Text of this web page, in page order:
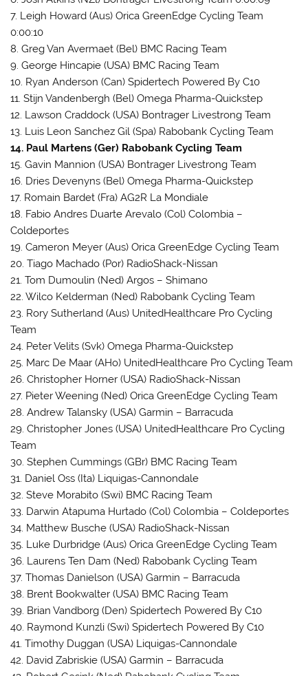
7. Leigh Howard (Aus) Orica GreenEdge Cycling Team
0:00:10
8. Greg Van Avermaet (Bel) BMC Racing Team
9. George Hincapie (USA) BMC Racing Team
10. Ryan Anderson (Can) Spidertech Powered By C10
11. Stijn Vandenbergh (Bel) Omega Pharma-Quickstep
12. Lawson Craddock (USA) Bontrager Livestrong Team
13. Luis Leon Sanchez Gil (Spa) Rabobank Cycling Team
14. Paul Martens (Ger) Rabobank Cycling Team
15. Gavin Mannion (USA) Bontrager Livestrong Team
16. Dries Devenyns (Bel) Omega Pharma-Quickstep
17. Romain Bardet (Fra) AG2R La Mondiale
18. Fabio Andres Duarte Arevalo (Col) Colombia –
Coldeportes
19. Cameron Meyer (Aus) Orica GreenEdge Cycling Team
20. Tiago Machado (Por) RadioShack-Nissan
21. Tom Dumoulin (Ned) Argos – Shimano
22. Wilco Kelderman (Ned) Rabobank Cycling Team
23. Rory Sutherland (Aus) UnitedHealthcare Pro Cycling
Team
24. Peter Velits (Svk) Omega Pharma-Quickstep
25. Marc De Maar (AHo) UnitedHealthcare Pro Cycling Team
26. Christopher Horner (USA) RadioShack-Nissan
27. Pieter Weening (Ned) Orica GreenEdge Cycling Team
28. Andrew Talansky (USA) Garmin – Barracuda
29. Christopher Jones (USA) UnitedHealthcare Pro Cycling
Team
30. Stephen Cummings (GBr) BMC Racing Team
31. Daniel Oss (Ita) Liquigas-Cannondale
32. Steve Morabito (Swi) BMC Racing Team
33. Darwin Atapuma Hurtado (Col) Colombia – Coldeportes
34. Matthew Busche (USA) RadioShack-Nissan
35. Luke Durbridge (Aus) Orica GreenEdge Cycling Team
36. Laurens Ten Dam (Ned) Rabobank Cycling Team
37. Thomas Danielson (USA) Garmin – Barracuda
38. Brent Bookwalter (USA) BMC Racing Team
39. Brian Vandborg (Den) Spidertech Powered By C10
40. Raymond Kunzli (Swi) Spidertech Powered By C10
41. Timothy Duggan (USA) Liquigas-Cannondale
42. David Zabriskie (USA) Garmin – Barracuda